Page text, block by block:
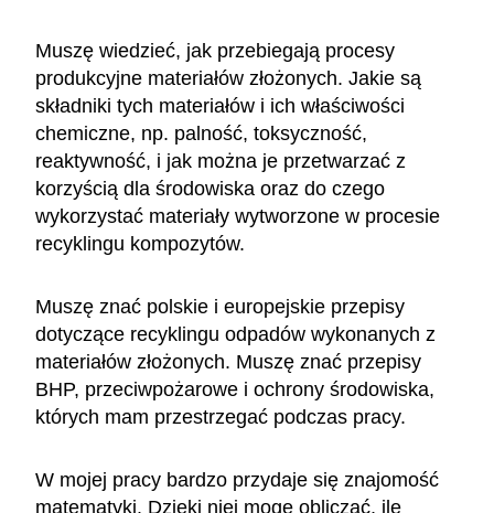
Muszę wiedzieć, jak przebiegają procesy
produkcyjne materiałów złożonych. Jakie są
składniki tych materiałów i ich właściwości
chemiczne, np. palność, toksyczność,
reaktywność, i jak można je przetwarzać z
korzyścią dla środowiska oraz do czego
wykorzystać materiały wytworzone w procesie
recyklingu kompozytów.
Muszę znać polskie i europejskie przepisy
dotyczące recyklingu odpadów wykonanych z
materiałów złożonych. Muszę znać przepisy
BHP, przeciwpożarowe i ochrony środowiska,
których mam przestrzegać podczas pracy.
W mojej pracy bardzo przydaje się znajomość
matematyki. Dzięki niej mogę obliczać, ile